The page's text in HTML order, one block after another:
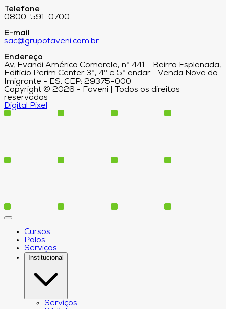
Telefone
0800-591-0700
E-mail
sac@grupofaveni.com.br
Endereço
Av. Evandi Américo Comarela, nº 441 - Bairro Esplanada,
Edifício Perim Center 3º, 4º e 5º andar - Venda Nova do
Imigrante - ES. CEP: 29375-000
Copyright © 2026 - Faveni | Todos os direitos
reservados
Digital Pixel
Cursos
Polos
Serviços
Institucional
Serviços